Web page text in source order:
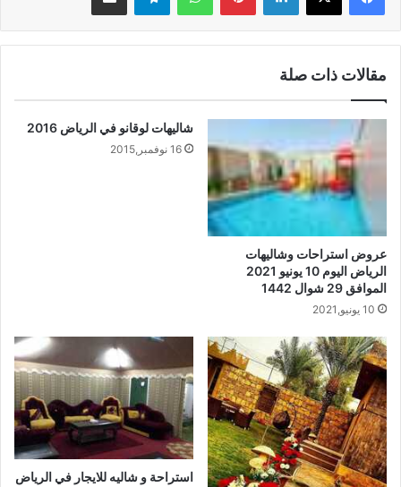
مقالات ذات صلة
عروض استراحات وشاليهات
الرياض اليوم 10 يونيو 2021
الموافق 29 شوال 1442
10 يونيو,2021
شاليهات لوقانو في الرياض 2016
16 نوفمبر,2015
استراحة و شاليه للايجار في الرياض